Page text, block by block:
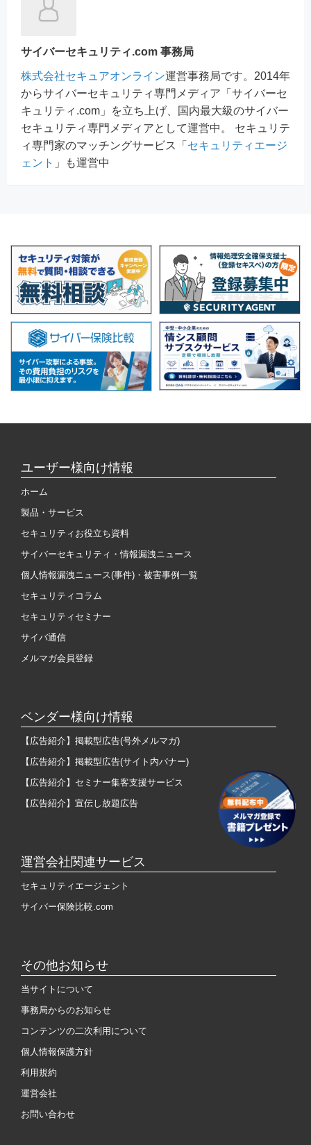
サイバーセキュリティ.com 事務局
株式会社セキュアオンライン運営事務局です。2014年
からサイバーセキュリティ専門メディア「サイバーセ
キュリティ.com」を立ち上げ、国内最大級のサイバー
セキュリティ専門メディアとして運営中。 セキュリテ
ィ専門家のマッチングサービス「 セキュリティエージ
ェント 」も運営中
ユーザー様向け情報
ホーム
製品・サービス
セキュリティお役立ち資料
サイバーセキュリティ・情報漏洩ニュース
個人情報漏洩ニュース(事件)・被害事例一覧
セキュリティコラム
セキュリティセミナー
サイバ通信
メルマガ会員登録
ベンダー様向け情報
【広告紹介】掲載型広告(号外メルマガ)
【広告紹介】掲載型広告(サイト内バナー)
【広告紹介】セミナー集客支援サービス
【広告紹介】宣伝し放題広告
運営会社関連サービス
セキュリティエージェント
サイバー保険比較.com
その他お知らせ
当サイトについて
事務局からのお知らせ
コンテンツの二次利用について
個人情報保護方針
利用規約
運営会社
お問い合わせ